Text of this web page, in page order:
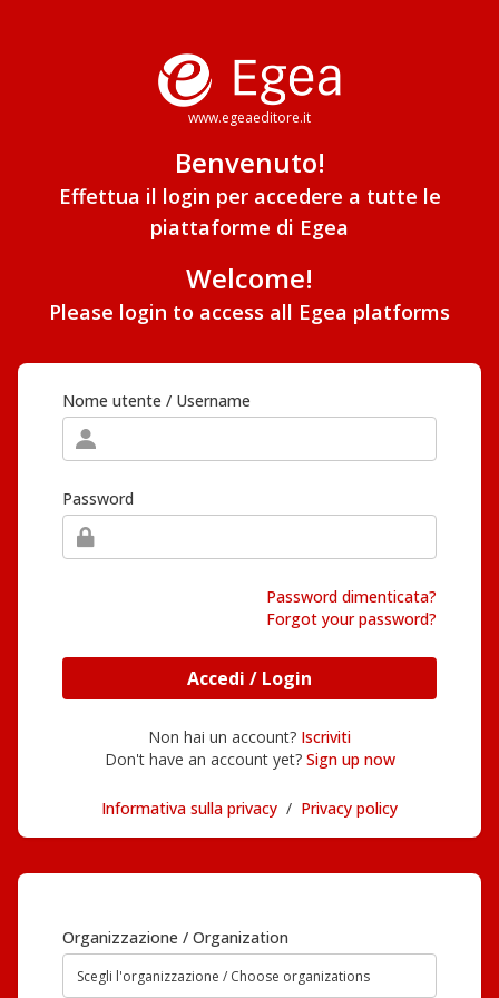
www.egeaeditore.it
Benvenuto!
Effettua il login per accedere a tutte le
piattaforme di Egea
Welcome!
Please login to access all Egea platforms
Nome utente / Username
Password
Password dimenticata?
Forgot your password?
Accedi / Login
Non hai un account? Iscriviti
Don't have an account yet? Sign up now
Informativa sulla privacy / Privacy policy
Organizzazione / Organization